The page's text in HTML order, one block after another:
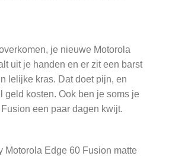
je nieuwe Motorola
uit je handen en er zit een barst
lelijke kras. Dat doet pijn, en
geld kosten. Ook ben je soms je
een paar dagen kwijt.
Motorola Edge 60 Fusion matte